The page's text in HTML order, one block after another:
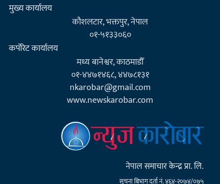
मुख्य कार्यालय
कौशलटार, भक्तपुर, नेपाल
०१-५१३३०६०
कर्पाेरेट कार्यालय
मध्य बानेश्वर, काठमाडौँ
०१-४४७१४६८, ४४७८१३१
nkarobar@gmail.com
www.newskarobar.com
नेपाल समाचार केन्द्र प्रा. लि.
सूचना बिभाग दर्ता नं. ४६४-२०७४/०७५